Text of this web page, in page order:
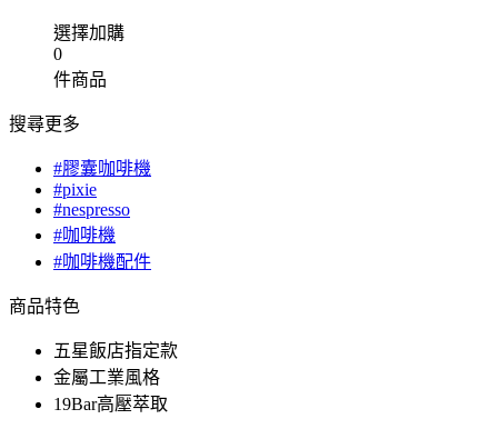
選擇加購
0
件商品
搜尋更多
#膠囊咖啡機
#pixie
#nespresso
#咖啡機
#咖啡機配件
商品特色
五星飯店指定款
金屬工業風格
19Bar高壓萃取